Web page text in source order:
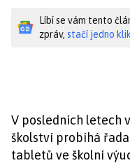
Líbí se vám tento
zpráv, stačí jedno
V posledních letech
školství probíhá
tabletů ve školní